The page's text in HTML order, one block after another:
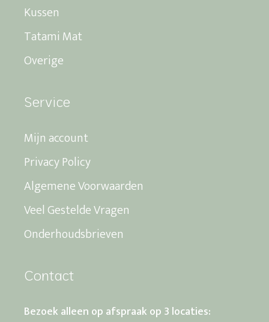
Kussen
Tatami Mat
Overige
Service
Mijn account
Privacy Policy
Algemene Voorwaarden
Veel Gestelde Vragen
Onderhoudsbrieven
Contact
Bezoek alleen op afspraak op 3 locaties: